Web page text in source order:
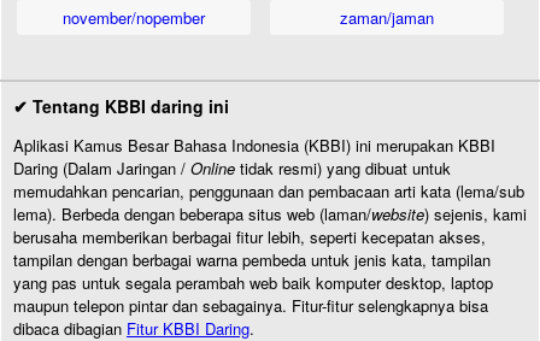
november/nopember
zaman/jaman
✔ Tentang KBBI daring ini
Aplikasi Kamus Besar Bahasa Indonesia (KBBI) ini merupakan KBBI
Daring (Dalam Jaringan / Online tidak resmi) yang dibuat untuk
memudahkan pencarian, penggunaan dan pembacaan arti kata (lema/sub
lema). Berbeda dengan beberapa situs web (laman/website) sejenis, kami
berusaha memberikan berbagai fitur lebih, seperti kecepatan akses,
tampilan dengan berbagai warna pembeda untuk jenis kata, tampilan
yang pas untuk segala perambah web baik komputer desktop, laptop
maupun telepon pintar dan sebagainya. Fitur-fitur selengkapnya bisa
dibaca dibagian Fitur KBBI Daring.